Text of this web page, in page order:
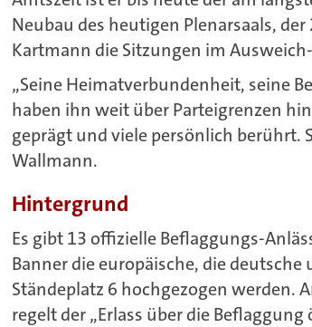
Neubau des heutigen Plenarsaals,
Kartmann die Sitzungen im
„Seine Heimatverbundenheit, seine
haben ihn weit über Parteigrenzen
geprägt und viele persönlich berührt.
Wallmann.
Hintergrund
Es gibt 13 offizielle Beflaggungs-
Banner die europäische, die deutsche
Ständeplatz 6 hochgezogen werden.
regelt der „Erlass über die